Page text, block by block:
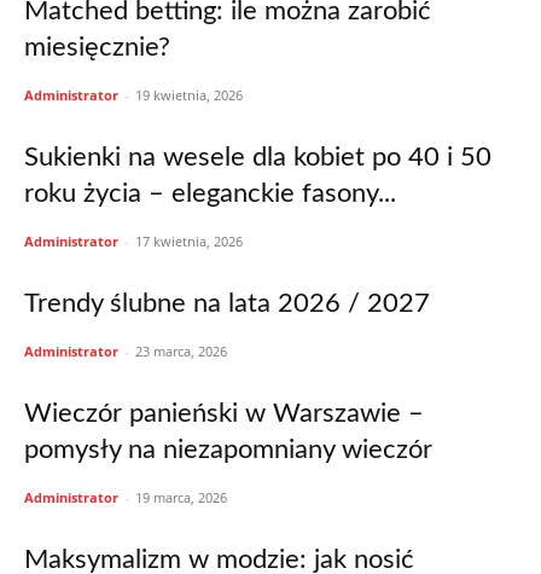
Matched betting: ile można zarobić
miesięcznie?
Administrator - 19 kwietnia, 2026
Sukienki na wesele dla kobiet po 40 i 50
roku życia – eleganckie fasony...
Administrator - 17 kwietnia, 2026
Trendy ślubne na lata 2026 / 2027
Administrator - 23 marca, 2026
Wieczór panieński w Warszawie –
pomysły na niezapomniany wieczór
Administrator - 19 marca, 2026
Maksymalizm w modzie: jak nosić